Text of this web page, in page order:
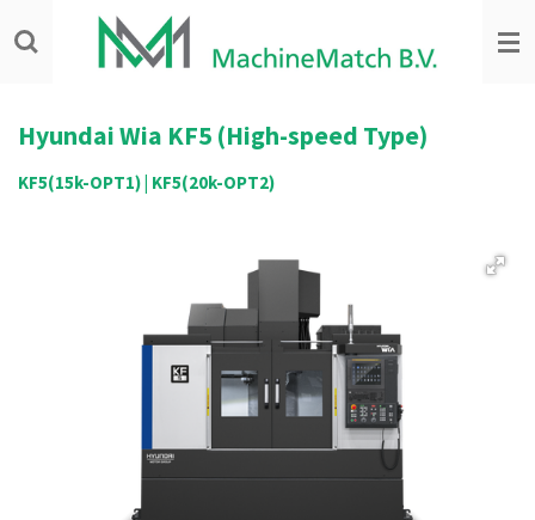
direct
hoofdinhoud
Hyundai Wia KF5 (High-speed Type)
KF5(15k-OPT1) | KF5(20k-OPT2)